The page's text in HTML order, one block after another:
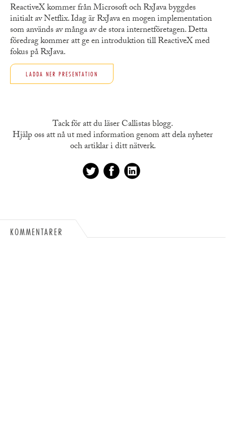
ReactiveX kommer från Microsoft och RxJava byggdes
initialt av Netflix. Idag är RxJava en mogen implementation
som används av många av de stora internetföretagen. Detta
föredrag kommer att ge en introduktion till ReactiveX med
fokus på RxJava.
LADDA NER PRESENTATION
Tack för att du läser Callistas blogg.
Hjälp oss att nå ut med information genom att dela nyheter
och artiklar i ditt nätverk.
KOMMENTARER